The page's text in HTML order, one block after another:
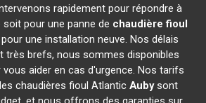
rapidement pour répondre à
pour une panne de chaudière fioul
une installation neuve. Nos délais
très brefs, nous sommes disponibles
aider en cas d'urgence. Nos tarifs
chaudières fioul Atlantic Aubysont